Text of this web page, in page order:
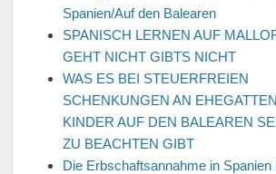
Spanien/Auf den Balearen
SPANISCH LERNEN AUF
GEHT NICHT GIBTS NICHT
WAS ES BEI STEUERFREIEN
SCHENKUNGEN AN
KINDER AUF DEN BALEAREN
ZU BEACHTEN GIBT
Die Erbschaftsannahme in Spanien